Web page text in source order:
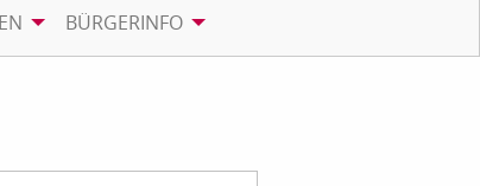
BÜRGERINFO